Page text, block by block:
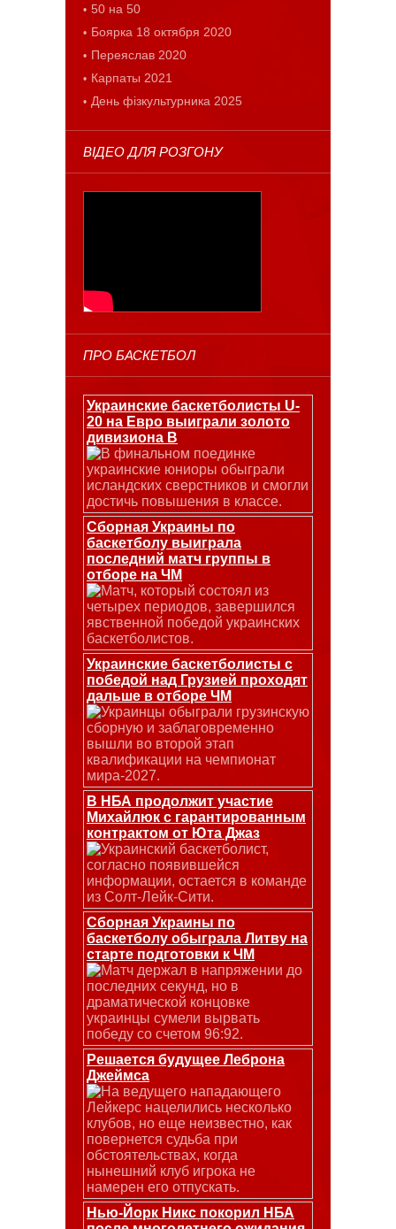
50 на 50
Боярка 18 октября 2020
Переяслав 2020
Карпаты 2021
День фізкультурника 2025
ВІДЕО ДЛЯ РОЗГОНУ
ПРО БАСКЕТБОЛ
Украинские баскетболисты U-
20 на Евро выиграли золото
дивизиона В
В финальном поединке
украинские юниоры обыграли
исландских сверстников и смогли
достичь повышения в классе.
Сборная Украины по
баскетболу выиграла
последний матч группы в
отборе на ЧМ
Матч, который состоял из
четырех периодов, завершился
явственной победой украинских
баскетболистов.
Украинские баскетболисты с
победой над Грузией проходят
дальше в отборе ЧМ
Украинцы обыграли грузинскую
сборную и заблаговременно
вышли во второй этап
квалификации на чемпионат
мира-2027.
В НБА продолжит участие
Михайлюк с гарантированным
контрактом от Юта Джаз
Украинский баскетболист,
согласно появившейся
информации, остается в команде
из Солт-Лейк-Сити.
Сборная Украины по
баскетболу обыграла Литву на
старте подготовки к ЧМ
Матч держал в напряжении до
последних секунд, но в
драматической концовке
украинцы сумели вырвать
победу со счетом 96:92.
Решается будущее Леброна
Джеймса
На ведущего нападающего
Лейкерс нацелились несколько
клубов, но еще неизвестно, как
повернется судьба при
обстоятельствах, когда
нынешний клуб игрока не
намерен его отпускать.
Нью-Йорк Никс покорил НБА